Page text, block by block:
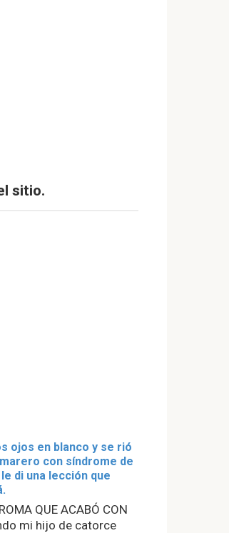
sitio.
ojos en blanco y se rió
con síndrome de
di una lección que
QUE ACABÓ CON
mi hijo de catorce